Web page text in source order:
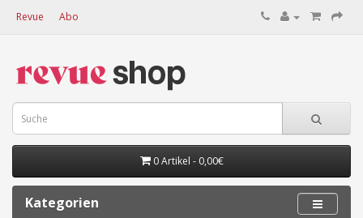
Revue Abo
0 Artikel - 0,00€
Kategorien